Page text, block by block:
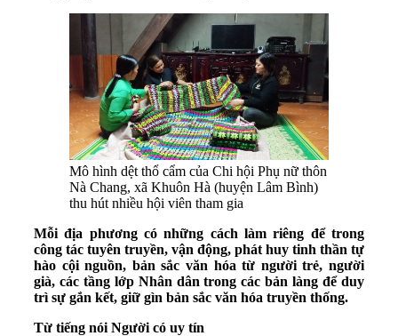
Mô hình dệt thổ cẩm của Chi hội Phụ nữ thôn
Nà Chang, xã Khuôn Hà (huyện Lâm Bình)
thu hút nhiều hội viên tham gia
Mỗi địa phương có những cách làm riêng để trong
công tác tuyên truyền, vận động, phát huy tinh thần tự
hào cội nguồn, bản sắc văn hóa từ người trẻ, người
già, các tầng lớp Nhân dân trong các bản làng để duy
trì sự gắn kết, giữ gìn bản sắc văn hóa truyền thống.
Từ tiếng nói Người có uy tín